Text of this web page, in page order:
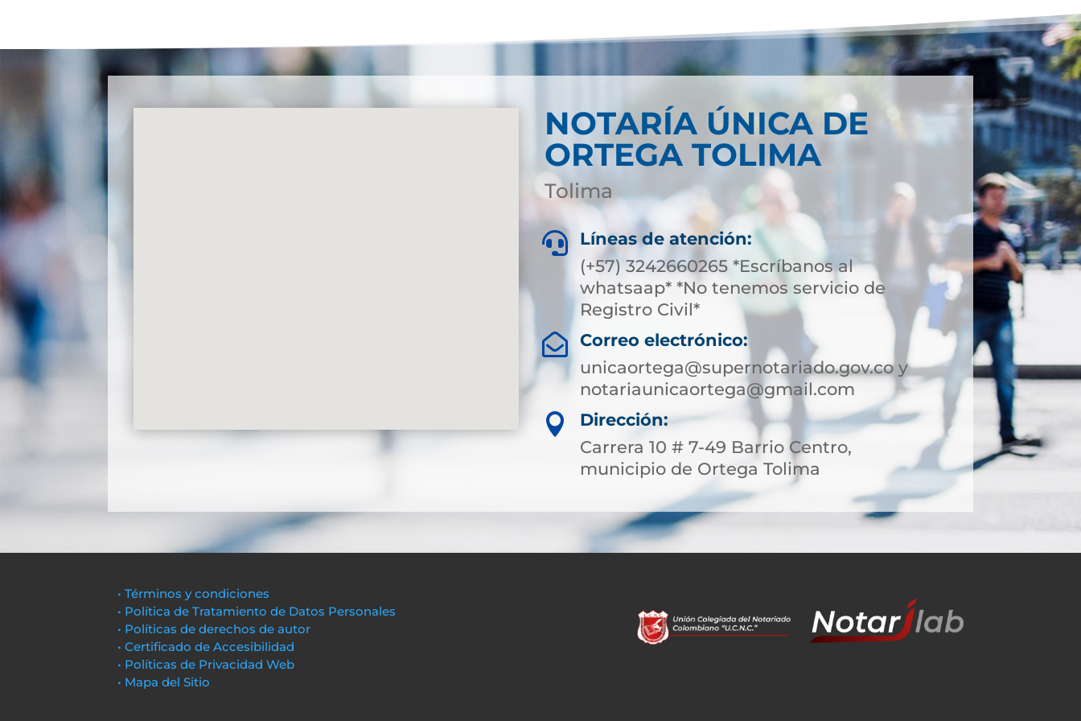
NOTARÍA ÚNICA DE
ORTEGA TOLIMA
Tolima

Líneas de atención:
(+57) 3242660265 *Escríbanos al
whatsaap* *No tenemos servicio de
Registro Civil*

Correo electrónico:
unicaortega@supernotariado.gov.co y
notariaunicaortega@gmail.com

Dirección:
Carrera 10 # 7-49 Barrio Centro,
municipio de Ortega Tolima
• Términos y condiciones
• Política de Tratamiento de Datos Personales
• Políticas de derechos de autor
• Certificado de Accesibilidad
• Políticas de Privacidad Web
• Mapa del Sitio